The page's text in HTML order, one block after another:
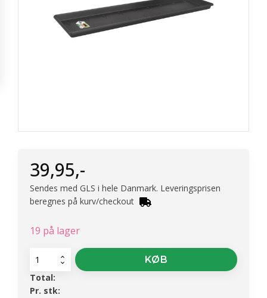
39,95,-
Sendes med GLS i hele Danmark. Leveringsprisen
beregnes på kurv/checkout
19 på lager
Underfad
Green
Basics
KØB
Total:
Pr. stk: